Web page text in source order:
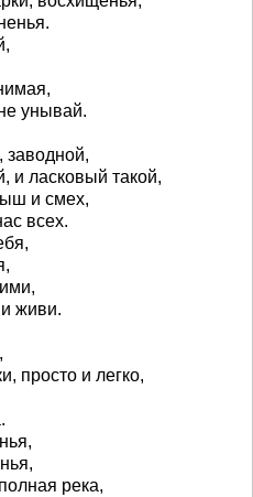
унывай.
заводной,
и ласковый такой,
и смех,
всех.
живи.
просто и легко,
река,